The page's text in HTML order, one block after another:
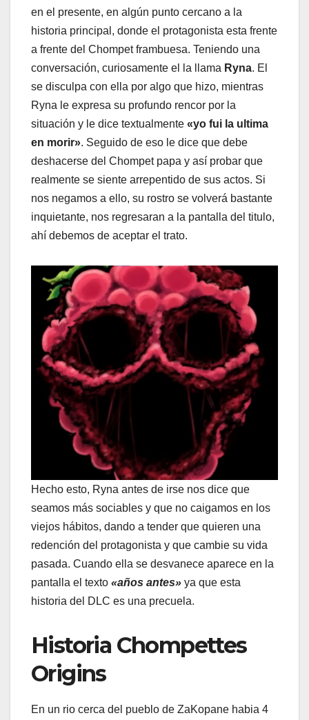
en el presente, en algún punto cercano a la
historia principal, donde el protagonista esta frente
a frente del Chompet frambuesa. Teniendo una
conversación, curiosamente el la llama Ryna. El
se disculpa con ella por algo que hizo, mientras
Ryna le expresa su profundo rencor por la
situación y le dice textualmente «yo fui la ultima
en morir». Seguido de eso le dice que debe
deshacerse del Chompet papa y así probar que
realmente se siente arrepentido de sus actos. Si
nos negamos a ello, su rostro se volverá bastante
inquietante, nos regresaran a la pantalla del titulo,
ahí debemos de aceptar el trato.
Hecho esto, Ryna antes de irse nos dice que
seamos más sociables y que no caigamos en los
viejos hábitos, dando a tender que quieren una
redención del protagonista y que cambie su vida
pasada. Cuando ella se desvanece aparece en la
pantalla el texto «años antes» ya que esta
historia del DLC es una precuela.
Historia Chompettes
Origins
En un rio cerca del pueblo de ZaKopane habia 4